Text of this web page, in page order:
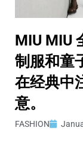
MIU MIU
制服和童
在经典中
意。
FASHION